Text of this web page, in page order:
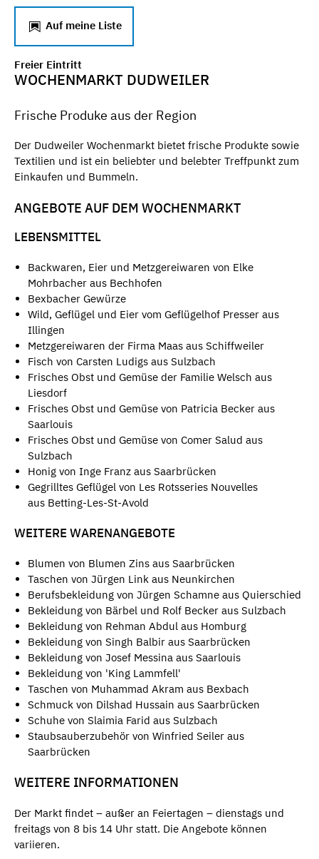
Auf meine Liste
Freier Eintritt
WOCHENMARKT DUDWEILER
Frische Produke aus der Region
Der Dudweiler Wochenmarkt bietet frische Produkte sowie
Textilien und ist ein beliebter und belebter Treffpunkt zum
Einkaufen und Bummeln.
ANGEBOTE AUF DEM WOCHENMARKT
LEBENSMITTEL
Backwaren, Eier und Metzgereiwaren von Elke
Mohrbacher aus Bechhofen
Bexbacher Gewürze
Wild, Geflügel und Eier vom Geflügelhof Presser aus
Illingen
Metzgereiwaren der Firma Maas aus Schiffweiler
Fisch von Carsten Ludigs aus Sulzbach
Frisches Obst und Gemüse der Familie Welsch aus
Liesdorf
Frisches Obst und Gemüse von Patricia Becker aus
Saarlouis
Frisches Obst und Gemüse von Comer Salud aus
Sulzbach
Honig von Inge Franz aus Saarbrücken
Gegrilltes Geflügel von Les Rotsseries Nouvelles
aus Betting-Les-St-Avold
WEITERE WARENANGEBOTE
Blumen von Blumen Zins aus Saarbrücken
Taschen von Jürgen Link aus Neunkirchen
Berufsbekleidung von Jürgen Schamne aus Quierschied
Bekleidung von Bärbel und Rolf Becker aus Sulzbach
Bekleidung von Rehman Abdul aus Homburg
Bekleidung von Singh Balbir aus Saarbrücken
Bekleidung von Josef Messina aus Saarlouis
Bekleidung von 'King Lammfell'
Taschen von Muhammad Akram aus Bexbach
Schmuck von Dilshad Hussain aus Saarbrücken
Schuhe von Slaimia Farid aus Sulzbach
Staubsauberzubehör von Winfried Seiler aus
Saarbrücken
WEITERE INFORMATIONEN
Der Markt findet – außer an Feiertagen – dienstags und
freitags von 8 bis 14 Uhr statt. Die Angebote können
variieren.